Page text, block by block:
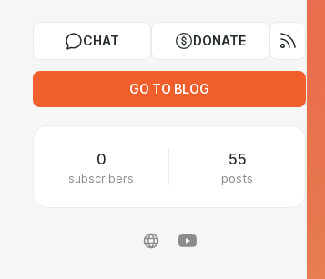
CHAT DONATE
GO TO BLOG
0
subscribers
55
posts